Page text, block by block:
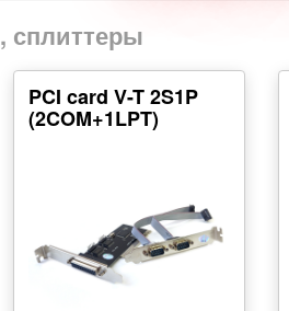
сплиттеры
PCI card V-T 2S1P
(2COM+1LPT)